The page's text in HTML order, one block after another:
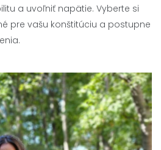
a uvoľniť napätie. Vyberte si
pre vašu konštitúciu a postupne